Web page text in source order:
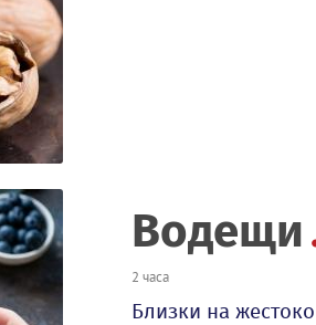
Водещи
2 часа
Близки на